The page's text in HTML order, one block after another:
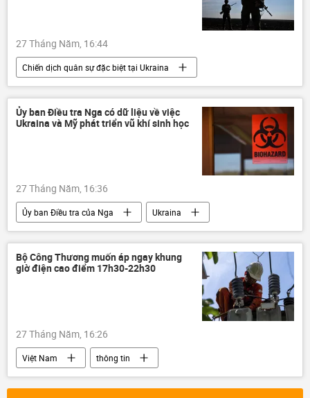
27 Tháng Năm, 16:44
Chiến dịch quân sự đặc biệt tại Ukraina
Nga
Quân đội Nga
Bộ Quốc phòng Nga
Ukraina
Quân đội Ukraina
Thế giới
UAV
máy bay không người lái
Quân sự
Ủy ban Điều tra Nga có dữ liệu về việc
Ukraina và Mỹ phát triển vũ khí sinh học
27 Tháng Năm, 16:36
Ủy ban Điều tra của Nga
Ukraina
Cuộc khủng hoảng ở Ukraina
Hoa Kỳ
Thế giới
Bộ Quốc phòng Mỹ
Nga
Quân sự
sinh học
Bộ Công Thương muốn áp ngay khung
giờ điện cao điểm 17h30-22h30
27 Tháng Năm, 16:26
Việt Nam
thông tin
Bộ Công Thương
Chính trị điện